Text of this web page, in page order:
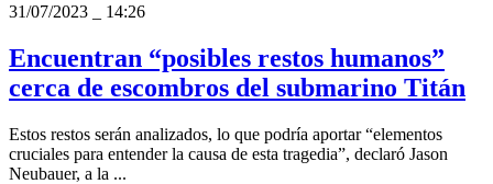
31/07/2023
14:26
Encuentran “posibles restos humanos”
cerca de escombros del submarino Titán
Estos restos serán analizados, lo que podría aportar “elementos
cruciales para entender la causa de esta tragedia”, declaró Jason
Neubauer, a la ...